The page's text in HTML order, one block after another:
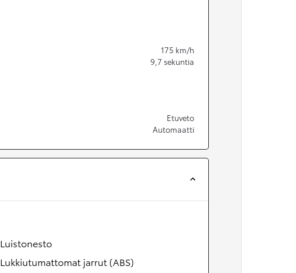
175 km/h
9,7 sekuntia
Etuveto
Automaatti
Luistonesto
Lukkiutumattomat jarrut (ABS)